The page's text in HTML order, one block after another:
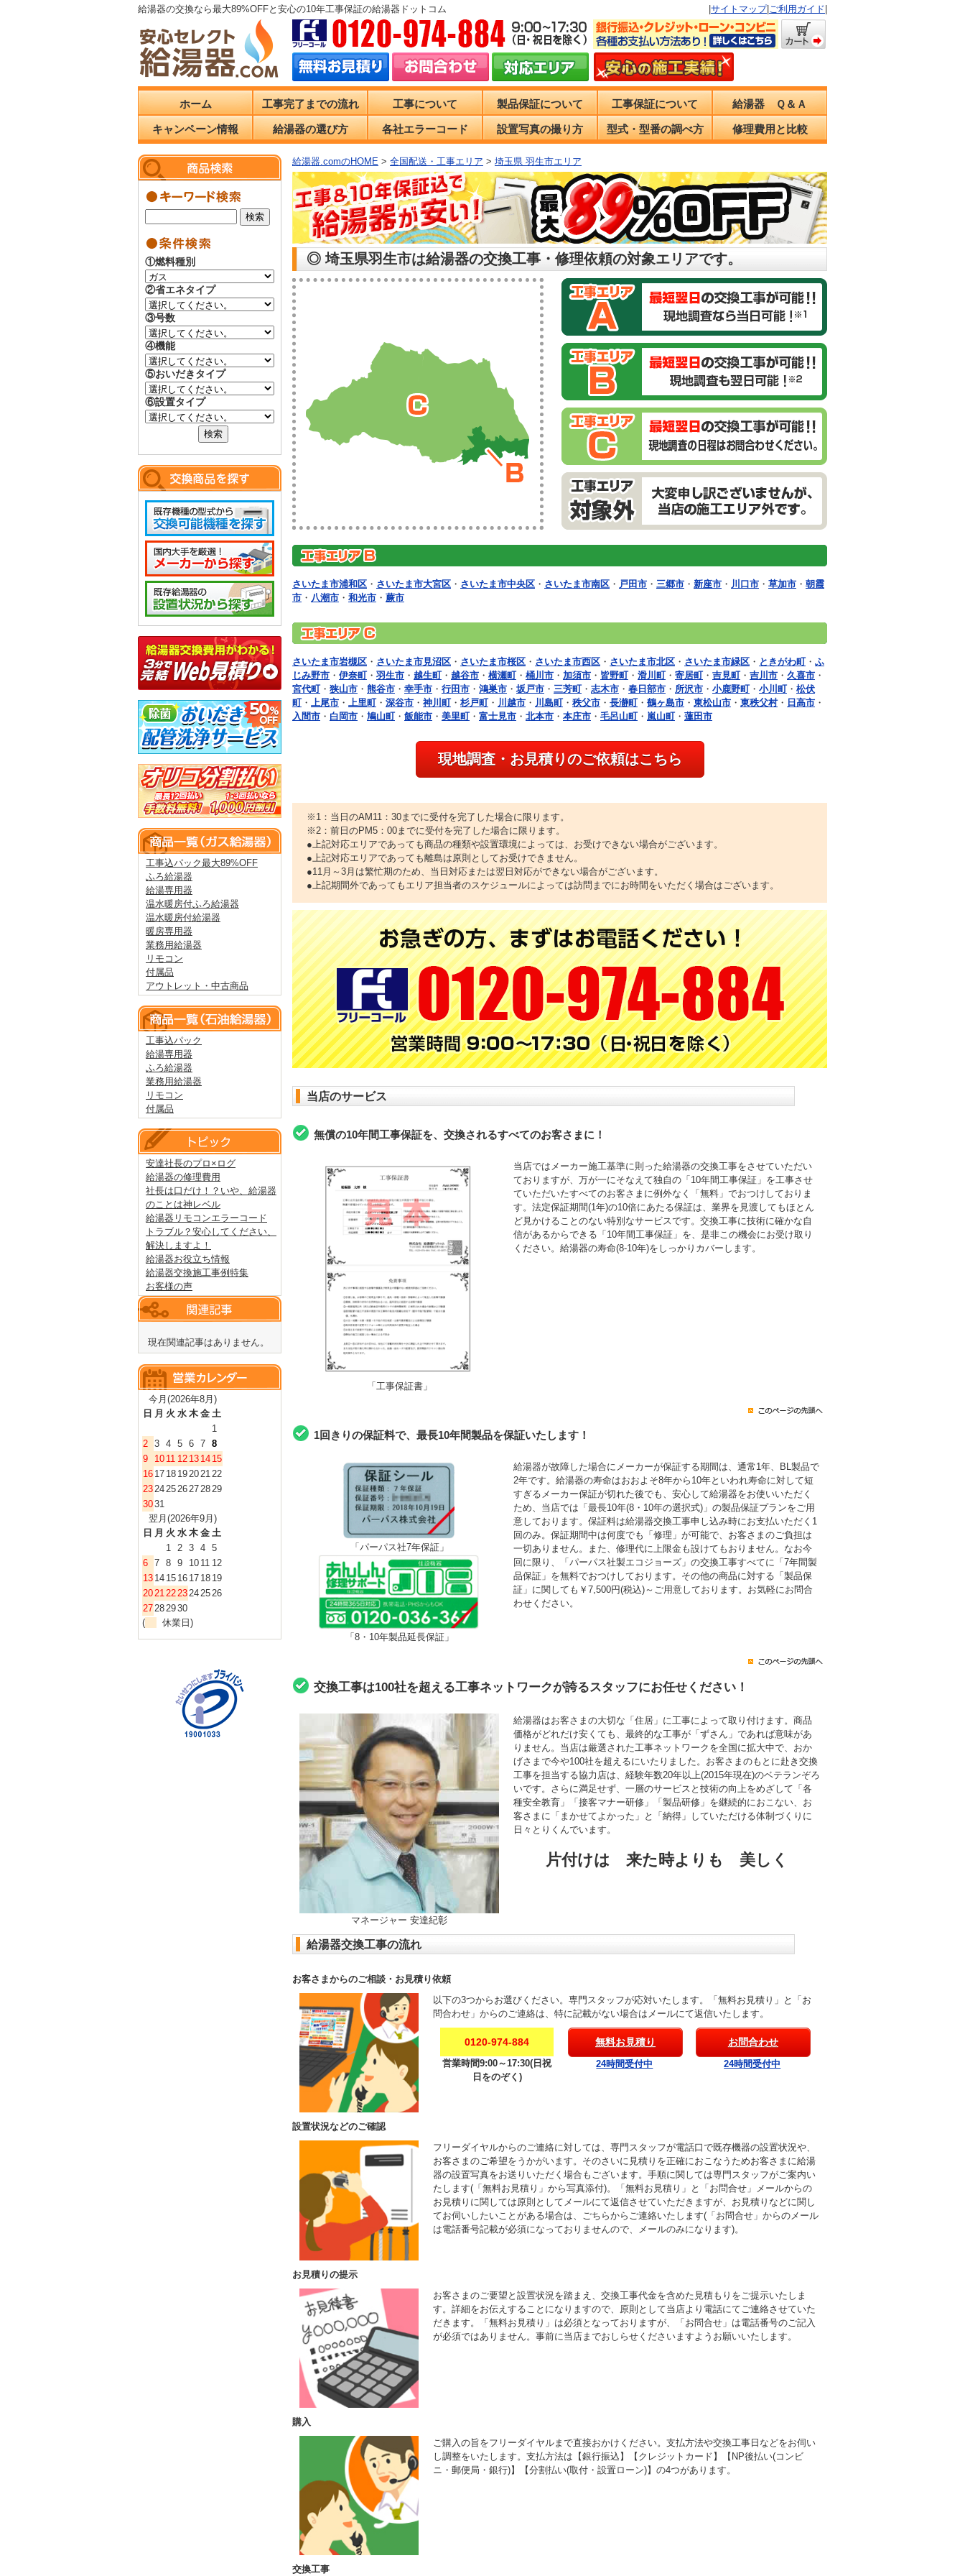
給湯器の交換なら最大89%OFFと安心の10年工事保証の給湯器ドットコム サイトマップ| ご利用ガイド
ホーム 工事完了までの流れ 工事について 製品保証について 工事保証について 給湯器 Ｑ＆Ａ
キャンペーン情報 給湯器の選び方 各社エラーコード 設置写真の撮り方 型式・型番の調べ方 修理費用と比較
給湯器.comのHOME > 全国配送・工事エリア > 埼玉県 羽生市エリア
◎ 埼玉県羽生市は給湯器の交換工事・修理依頼の対象エリアです。
さいたま市浦和区 ・ さいたま市大宮区 ・ さいたま市中央区 ・ さいたま市南区 ・ 戸田市 ・ 三郷市 ・ 新座市 ・ 川口市 ・ 草加市 ・ 朝霞
市 ・ 八潮市 ・ 和光市 ・ 蕨市
さいたま市岩槻区 ・ さいたま市見沼区 ・ さいたま市桜区 ・ さいたま市西区 ・ さいたま市北区 ・ さいたま市緑区 ・ ときがわ町・ ふ
じみ野市 ・ 伊奈町・ 羽生市 ・ 越生町・ 越谷市 ・ 横瀬町・ 桶川市 ・ 加須市 ・ 皆野町・ 滑川町・ 寄居町・ 吉見町・ 吉川市 ・ 久喜市 ・
宮代町・ 狭山市 ・ 熊谷市 ・ 幸手市 ・ 行田市 ・ 鴻巣市 ・坂戸市 ・ 三芳町・ 志木市 ・ 春日部市 ・ 所沢市 ・ 小鹿野町・ 小川町・ 松伏
町・ 上尾市 ・ 上里町・ 深谷市 ・ 神川町・ 杉戸町・ 川越市 ・ 川島町・ 秩父市 ・ 長瀞町・ 鶴ヶ島市 ・ 東松山市 ・ 東秩父村・ 日高市 ・
入間市 ・ 白岡市 ・ 鳩山町・ 飯能市 ・ 美里町・ 富士見市 ・ 北本市 ・ 本庄市 ・ 毛呂山町・ 嵐山町・ 蓮田市
現地調査・お見積りのご依頼はこちら
※1：当日のAM11：30までに受付を完了した場合に限ります。
※2：前日のPM5：00までに受付を完了した場合に限ります。
●上記対応エリアであっても商品の種類や設置環境によっては、お受けできない場合がございます。
●上記対応エリアであっても離島は原則としてお受けできません。
●11月～3月は繁忙期のため、当日対応または翌日対応ができない場合がございます。
●上記期間外であってもエリア担当者のスケジュールによっては訪問までにお時間をいただく場合はございます。
当店のサービス
無償の10年間工事保証を、交換されるすべてのお客さまに！
「工事保証書」
当店ではメーカー施工基準に則った給湯器の交換工事をさせていただい
ておりますが、万が一にそなえて独自の「10年間工事保証」を工事させ
ていただいたすべてのお客さまに例外なく「無料」でおつけしておりま
す。法定保証期間(1年)の10倍にあたる保証は、業界を見渡してもほとん
ど見かけることのない特別なサービスです。交換工事に技術に確かな自
信があるからできる「10年間工事保証」を、是非この機会にお受け取り
ください。給湯器の寿命(8-10年)をしっかりカバーします。
1回きりの保証料で、最長10年間製品を保証いたします！
「パーパス社7年保証」
「8・10年製品延長保証」
給湯器が故障した場合にメーカーが保証する期間は、通常1年、BL製品で
2年です。給湯器の寿命はおおよそ8年から10年といわれ寿命に対して短
すぎるメーカー保証が切れた後でも、安心して給湯器をお使いいただく
ため、当店では「最長10年(8・10年の選択式)」の製品保証プランをご用
意しております。保証料は給湯器交換工事申し込み時にお支払いただく1
回のみ。保証期間中は何度でも「修理」が可能で、お客さまのご負担は
一切ありません。また、修理代に上限金も設けてもおりません。なお今
回に限り、「パーパス社製エコジョーズ」の交換工事すべてに「7年間製
品保証」を無料でおつけしております。その他の商品に対する「製品保
証」に関しても￥7,500円(税込)～ご用意しております。お気軽にお問合
わせください。
交換工事は100社を超える工事ネットワークが誇るスタッフにお任せください！
マネージャー 安達紀彰
給湯器はお客さまの大切な「住居」に工事によって取り付けます。商品
価格がどれだけ安くても、最終的な工事が「ずさん」であれば意味があ
りません。当店は厳選された工事ネットワークを全国に拡大中で、おか
げさまで今や100社を超えるにいたりました。お客さまのもとに赴き交換
工事を担当する協力店は、経験年数20年以上(2015年現在)のベテランぞろ
いです。さらに満足せず、一層のサービスと技術の向上をめざして「各
種安全教育」「接客マナー研修」「製品研修」を継続的におこない、お
客さまに「まかせてよかった」と「納得」していただける体制づくりに
日々とりくんでいます。
片付けは 来た時よりも 美しく
給湯器交換工事の流れ
お客さまからのご相談・お見積り依頼
以下の3つからお選びください。専門スタッフが応対いたします。「無料お見積り」と「お
問合わせ」からのご連絡は、特に記載がない場合はメールにて返信いたします。
0120-974-884
営業時間9:00～17:30(日祝
日をのぞく)
無料お見積り
24時間受付中
お問合わせ
24時間受付中
設置状況などのご確認
フリーダイヤルからのご連絡に対しては、専門スタッフが電話口で既存機器の設置状況や、
お客さまのご希望をうかがいます。そのさいに見積りを正確におこなうためお客さまに給湯
器の設置写真をお送りいただく場合もございます。手順に関しては専門スタッフがご案内い
たします(「無料お見積り」から写真添付)。「無料お見積り」と「お問合せ」メールからの
お見積りに関しては原則としてメールにて返信させていただきますが、お見積りなどに関し
てお伺いしたいことがある場合は、ごちらからご連絡いたします(「お問合せ」からのメール
は電話番号記載が必須になっておりませんので、メールのみになります)。
お見積りの提示
お客さまのご要望と設置状況を踏まえ、交換工事代金を含めた見積もりをご提示いたしま
す。詳細をお伝えすることになりますので、原則として当店より電話にてご連絡させていた
だきます。「無料お見積り」は必須となっておりますが、「お問合せ」は電話番号のご記入
が必須ではありません。事前に当店までおしらせくださいますようお願いいたします。
購入
ご購入の旨をフリーダイヤルまで直接おかけください。支払方法や交換工事日などをお伺い
し調整をいたします。支払方法は【銀行振込】【クレジットカード】【NP後払い(コンビ
ニ・郵便局・銀行)】【分割払い(取付・設置ローン)】の4つがあります。
交換工事
①燃料種別
②省エネタイプ
③号数
④機能
⑤おいだきタイプ
⑥設置タイプ
工事込パック最大89%OFF
ふろ給湯器
給湯専用器
温水暖房付ふろ給湯器
温水暖房付給湯器
暖房専用器
業務用給湯器
リモコン
付属品
アウトレット・中古商品
工事込パック
給湯専用器
ふろ給湯器
業務用給湯器
リモコン
付属品
安達社長のプロ×ログ
給湯器の修理費用
社長は口だけ！？いや、給湯器
のことは神レベル
給湯器リモコンエラーコード
トラブル？安心してください、
解決しますよ！
給湯器お役立ち情報
給湯器交換施工事例特集
お客様の声
現在関連記事はありません。
今月(2026年8月)
日 月 火 水 木 金 土
1
2 3 4 5 6 7 8
9
10 11 12 13 14 15
16 17 18 19202122
23242526272829
3031
翌月(2026年9月)
日 月 火 水 木 金 土
1 2 3 4 5
6 7 8 9 10 11 12
13 14 15 16 17 18 19
20212223242526
27282930
(
休業日)